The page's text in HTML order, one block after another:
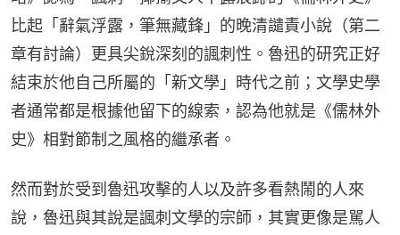
比起「辭氣浮露，筆無藏鋒」的晚清譴責小說（第二
章有討論）更具尖銳深刻的諷刺性。魯迅的研究正好
結束於他自己所屬的「新文學」時代之前；文學史學
者通常都是根據他留下的線索，認為他就是《儒林外
史》相對節制之風格的繼承者。
然而對於受到魯迅攻擊的人以及許多看熱鬧的人來
說，魯迅與其說是諷刺文學的宗師，其實更像是駡人